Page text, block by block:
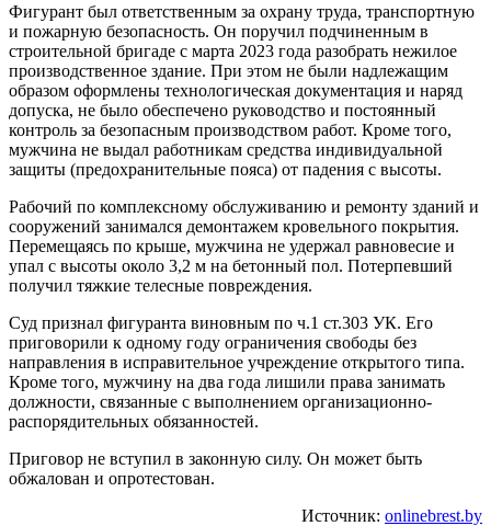
Фигурант был ответственным за охрану труда, транспортную
и пожарную безопасность. Он поручил подчиненным в
строительной бригаде с марта 2023 года разобрать нежилое
производственное здание. При этом не были надлежащим
образом оформлены технологическая документация и наряд
допуска, не было обеспечено руководство и постоянный
контроль за безопасным производством работ. Кроме того,
мужчина не выдал работникам средства индивидуальной
защиты (предохранительные пояса) от падения с высоты.
Рабочий по комплексному обслуживанию и ремонту зданий и
сооружений занимался демонтажем кровельного покрытия.
Перемещаясь по крыше, мужчина не удержал равновесие и
упал с высоты около 3,2 м на бетонный пол. Потерпевший
получил тяжкие телесные повреждения.
Суд признал фигуранта виновным по ч.1 ст.303 УК. Его
приговорили к одному году ограничения свободы без
направления в исправительное учреждение открытого типа.
Кроме того, мужчину на два года лишили права занимать
должности, связанные с выполнением организационно-
распорядительных обязанностей.
Приговор не вступил в законную силу. Он может быть
обжалован и опротестован.
Источник: onlinebrest.by